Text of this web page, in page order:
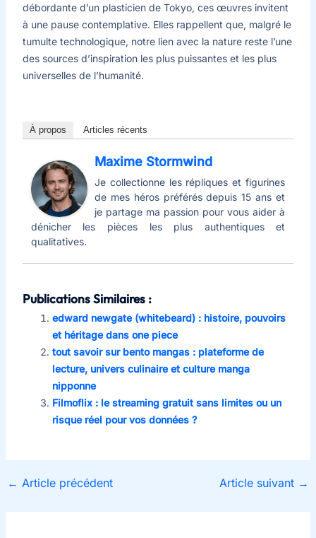
débordante d’un plasticien de Tokyo, ces œuvres invitent
à une pause contemplative. Elles rappellent que, malgré le
tumulte technologique, notre lien avec la nature reste l’une
des sources d’inspiration les plus puissantes et les plus
universelles de l’humanité.
À propos Articles récents
Maxime Stormwind
Je collectionne les répliques et figurines
de mes héros préférés depuis 15 ans et
je partage ma passion pour vous aider à
dénicher les pièces les plus authentiques et
qualitatives.
Publications Similaires :
edward newgate (whitebeard) : histoire, pouvoirs
et héritage dans one piece
tout savoir sur bento mangas : plateforme de
lecture, univers culinaire et culture manga
nipponne
Filmoflix : le streaming gratuit sans limites ou un
risque réel pour vos données ?
← Article précédent Article suivant →